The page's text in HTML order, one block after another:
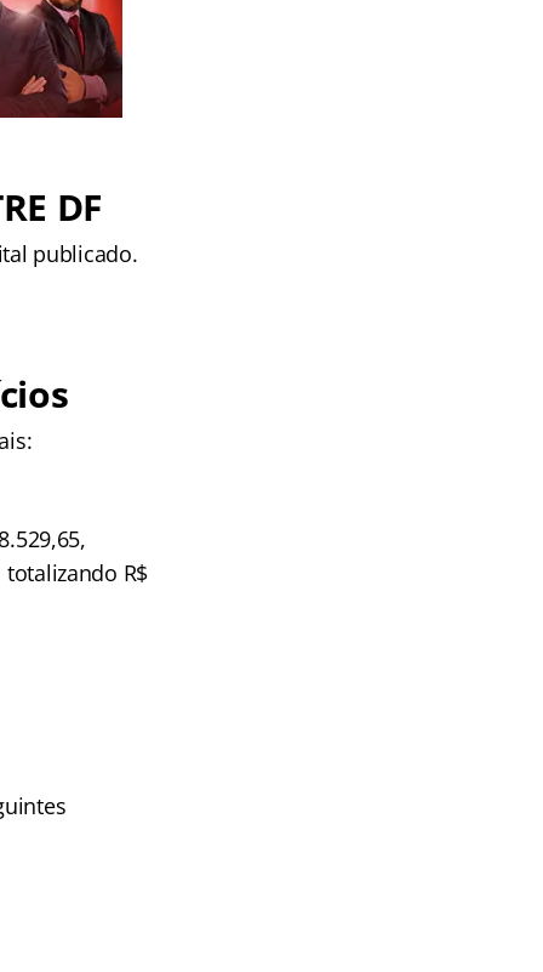
DF
publicado.
totalizando R$